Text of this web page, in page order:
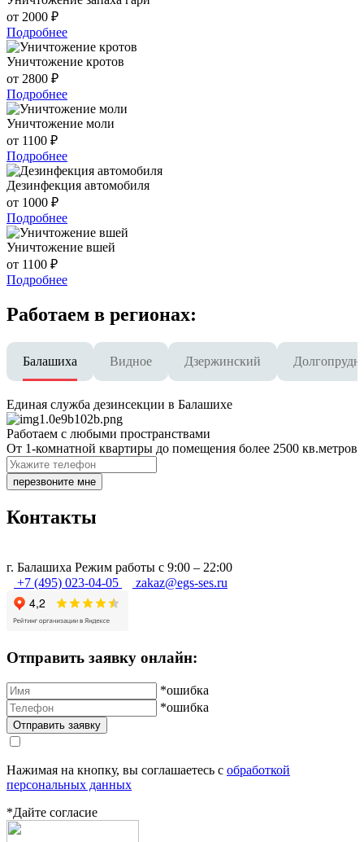
от 2000 ₽
Подробнее
Уничтожение кротов
от 2800 ₽
Подробнее
Уничтожение моли
от 1100 ₽
Подробнее
Дезинфекция автомобиля
от 1000 ₽
Подробнее
Уничтожение вшей
от 1100 ₽
Подробнее
Работаем в регионах:
Балашиха Видное Дзержинский
Единая служба дезинсекции в Балашихе
Работаем с любыми пространствами
От 1-комнатной квартиры до помещения более 2500 кв.метров
перезвоните мне
Контакты
г. Балашиха Режим работы с 9:00 – 22:00
+7 (495) 023-04-05
zakaz@egs-ses.ru
Отправить заявку онлайн:
*ошибка
*ошибка
Нажимая на кнопку, вы соглашаетесь с обработкой
персональных данных
*Дайте согласие